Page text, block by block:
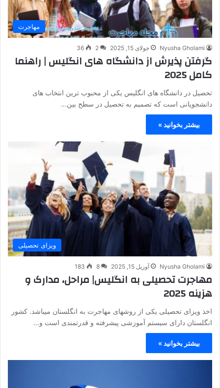
مهاجرت
Nyusha Gholami جولای 15, 2025 2
36
گرفتن پذیرش از دانشگاه های انگلیس | راهنما
کامل 2025
تحصیل در دانشگاه‌ های انگلیس یکی از محبوب‌ ترین انتخاب‌ های
دانشجویانی است که تصمیم به تحصیل در سطح بین‌…
بیشتر بخوانید »
ویزای تحصیلی
Nyusha Gholami آوریل 15, 2025 8
183
مهاجرت تحصیلی به انگلیس| مراحل، مدارک و
هزینه 2025
اخذ ویزای تحصیلی یکی از روشهای مهاجرت به انگلستان میباشد. کشور
انگلستان دارای سیستم آموزشی پیشرفته و قدرتمندی است و…
بیشتر بخوانید »